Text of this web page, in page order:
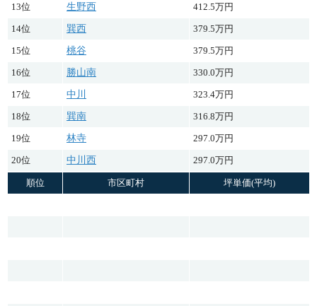
13位 生野西 412.5万円
14位 巽西 379.5万円
15位 桃谷 379.5万円
16位 勝山南 330.0万円
17位 中川 323.4万円
18位 巽南 316.8万円
19位 林寺 297.0万円
20位 中川西 297.0万円
順位 市区町村 坪単価(平均)